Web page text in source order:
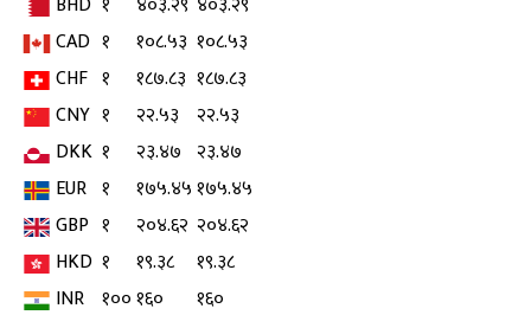
CAD १ १०८.५३ १०८.५३
CHF १ १८७.८३ १८७.८३
CNY १ २२.५३
२२.५३
DKK १ २३.४७ २३.४७
EUR १ १७५.४५१७५.४५
GBP १ २०४.६२ २०४.६२
HKD १ १९.३८
१९.३८
INR १००१६०
१६०